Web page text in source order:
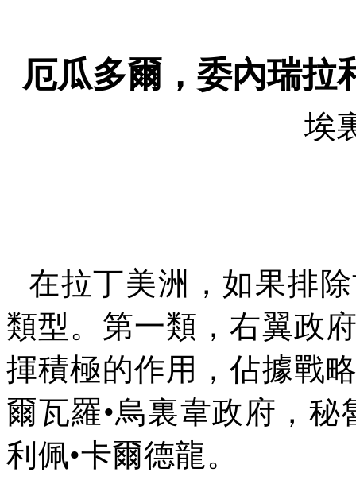
厄瓜多爾，委內瑞拉
埃
在拉丁美洲，如果排
類型。第一類，右翼政
揮積極的作用，佔據戰
爾瓦羅•烏裏韋政府，
利佩•卡爾德龍。